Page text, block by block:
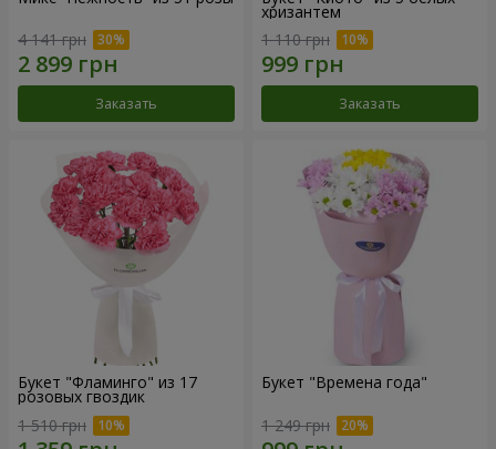
4 141 грн
Заказать
хризантем
1 110 грн
Заказать
Букет "Фламинго" из 17
розовых гвоздик
1 510 грн
Букет "Времена года"
1 249 грн